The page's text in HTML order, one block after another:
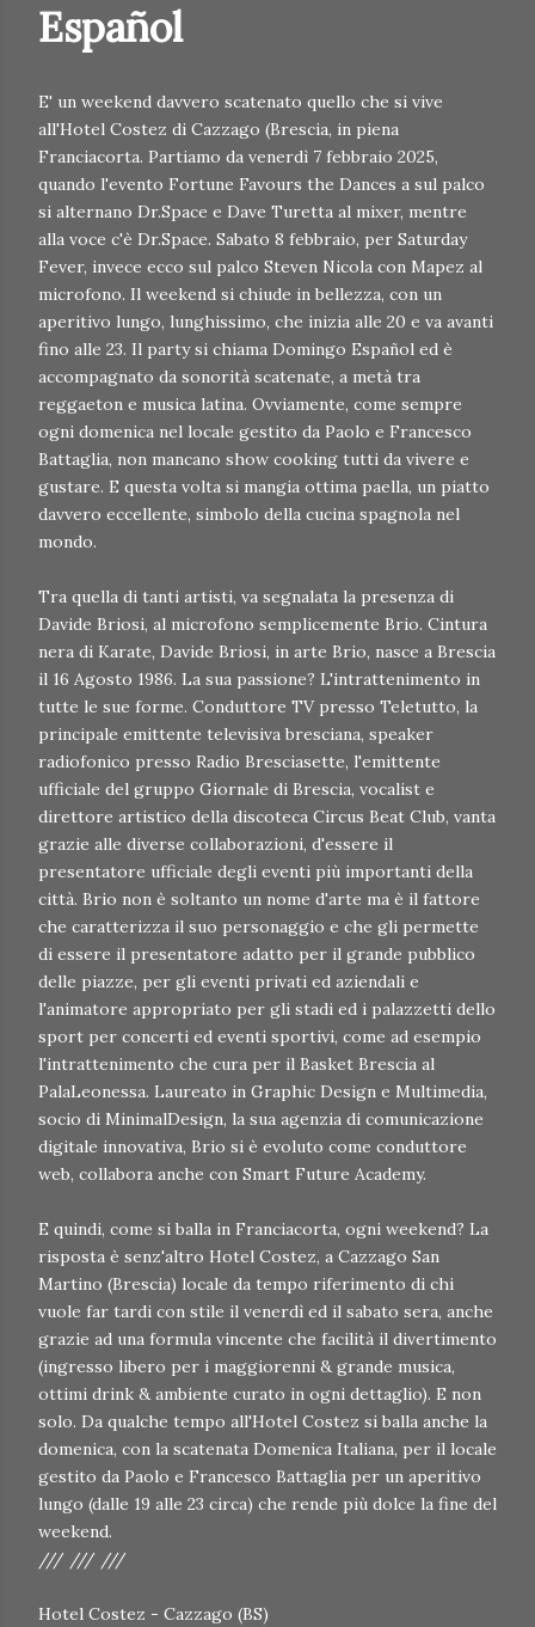
Español
E' un weekend davvero scatenato quello che si vive
all'Hotel Costez di Cazzago (Brescia, in piena
Franciacorta. Partiamo da venerdì 7 febbraio 2025,
quando l'evento Fortune Favours the Dances a sul palco
si alternano Dr.Space e Dave Turetta al mixer, mentre
alla voce c'è Dr.Space. Sabato 8 febbraio, per Saturday
Fever, invece ecco sul palco Steven Nicola con Mapez al
microfono. Il weekend si chiude in bellezza, con un
aperitivo lungo, lunghissimo, che inizia alle 20 e va avanti
fino alle 23. Il party si chiama Domingo Español ed è
accompagnato da sonorità scatenate, a metà tra
reggaeton e musica latina. Ovviamente, come sempre
ogni domenica nel locale gestito da Paolo e Francesco
Battaglia, non mancano show cooking tutti da vivere e
gustare. E questa volta si mangia ottima paella, un piatto
davvero eccellente, simbolo della cucina spagnola nel
mondo.
Tra quella di tanti artisti, va segnalata la presenza di
Davide Briosi, al microfono semplicemente Brio. Cintura
nera di Karate, Davide Briosi, in arte Brio, nasce a Brescia
il 16 Agosto 1986. La sua passione? L'intrattenimento in
tutte le sue forme. Conduttore TV presso Teletutto, la
principale emittente televisiva bresciana, speaker
radiofonico presso Radio Bresciasette, l'emittente
ufficiale del gruppo Giornale di Brescia, vocalist e
direttore artistico della discoteca Circus Beat Club, vanta
grazie alle diverse collaborazioni, d'essere il
presentatore ufficiale degli eventi più importanti della
città. Brio non è soltanto un nome d'arte ma è il fattore
che caratterizza il suo personaggio e che gli permette
di essere il presentatore adatto per il grande pubblico
delle piazze, per gli eventi privati ed aziendali e
l'animatore appropriato per gli stadi ed i palazzetti dello
sport per concerti ed eventi sportivi, come ad esempio
l'intrattenimento che cura per il Basket Brescia al
PalaLeonessa. Laureato in Graphic Design e Multimedia,
socio di MinimalDesign, la sua agenzia di comunicazione
digitale innovativa, Brio si è evoluto come conduttore
web, collabora anche con Smart Future Academy.
E quindi, come si balla in Franciacorta, ogni weekend? La
risposta è senz'altro Hotel Costez, a Cazzago San
Martino (Brescia) locale da tempo riferimento di chi
vuole far tardi con stile il venerdì ed il sabato sera, anche
grazie ad una formula vincente che facilità il divertimento
(ingresso libero per i maggiorenni & grande musica,
ottimi drink & ambiente curato in ogni dettaglio). E non
solo. Da qualche tempo all'Hotel Costez si balla anche la
domenica, con la scatenata Domenica Italiana, per il locale
gestito da Paolo e Francesco Battaglia per un aperitivo
lungo (dalle 19 alle 23 circa) che rende più dolce la fine del
weekend.
/// /// ///
Hotel Costez - Cazzago (BS)